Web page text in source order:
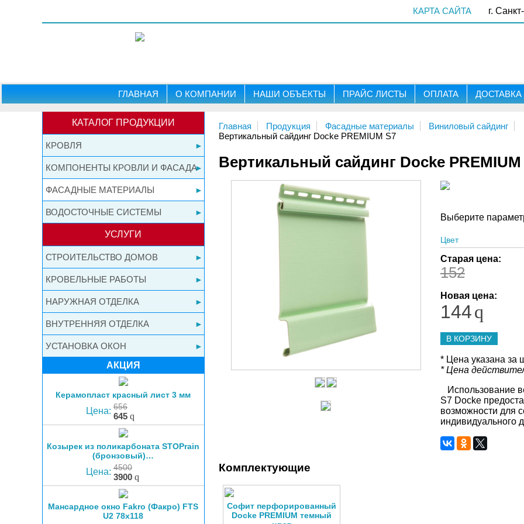
КАРТА САЙТА г.
ГЛАВНАЯ О КОМПАНИИ НАШИ ОБЪЕКТЫ ПРАЙС ЛИСТЫ ОПЛАТА ДОСТАВКА
Главная Продукция Фасадные материалы
Виниловый сайдинг
Вертикальный сайдинг Docke PREMIUM S7
Вертикальный сайдинг Docke PREMIUM
Выберите
Цвет
Старая цена:
152
Новая цена:
144q
В КОРЗИНУ
* Цена указана за
* Цена
Использование
S7 Docke
возможности для
индивидуального
Комплектующие
Софит перфорированный
Docke PREMIUM темный
КАТАЛОГ ПРОДУКЦИИ
КРОВЛЯ
КОМПОНЕНТЫ КРОВЛИ И ФАСАДА
ФАСАДНЫЕ МАТЕРИАЛЫ
ВОДОСТОЧНЫЕ СИСТЕМЫ
УСЛУГИ
СТРОИТЕЛЬСТВО ДОМОВ
КРОВЕЛЬНЫЕ РАБОТЫ
НАРУЖНАЯ ОТДЕЛКА
ВНУТРЕННЯЯ ОТДЕЛКА
УСТАНОВКА ОКОН
АКЦИЯ
Керамопласт красный лист 3 мм
Цена: 656
645 q
Козырек из поликарбоната STOPrain
(бронзовый)…
Цена: 4500
3900 q
Мансардное окно Fakro (Факро) FTS
U2 78х118